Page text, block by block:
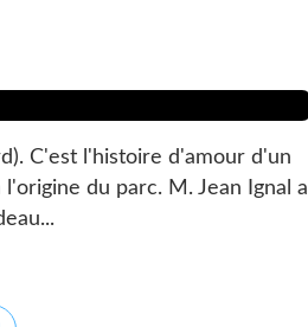
C'est l'histoire d'amour d'un
du parc. M. Jean Ignal a